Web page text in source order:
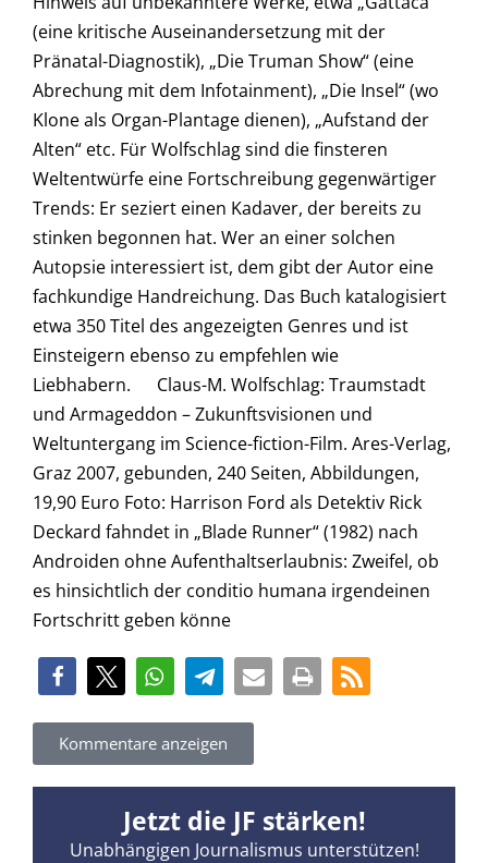
(eine kritische Auseinandersetzung mit der
Pränatal-Diagnostik), „Die Truman Show“ (eine
Abrechung mit dem Infotainment), „Die Insel“ (wo
Klone als Organ-Plantage dienen), „Aufstand der
Alten“ etc. Für Wolfschlag sind die finsteren
Weltentwürfe eine Fortschreibung gegenwärtiger
Trends: Er seziert einen Kadaver, der bereits zu
stinken begonnen hat. Wer an einer solchen
Autopsie interessiert ist, dem gibt der Autor eine
fachkundige Handreichung. Das Buch katalogisiert
etwa 350 Titel des angezeigten Genres und ist
Einsteigern ebenso zu empfehlen wie
Liebhabern. Claus-M. Wolfschlag: Traumstadt
und Armaged­don – Zukunftsvisionen und
Weltuntergang im Science-fiction-Film. Ares-Verlag,
Graz 2007, gebunden, 240 Seiten, Abbildungen,
19,90 Euro Foto: Harrison Ford als Detektiv Rick
Deckard fahndet in „Blade Runner“ (1982) nach
Androiden ohne Aufenthaltserlaubnis: Zweifel, ob
es hinsichtlich der conditio humana irgendeinen
Fortschritt geben könne
Kommentare anzeigen
Jetzt die JF stärken!
Unabhängigen Journalismus unterstützen!